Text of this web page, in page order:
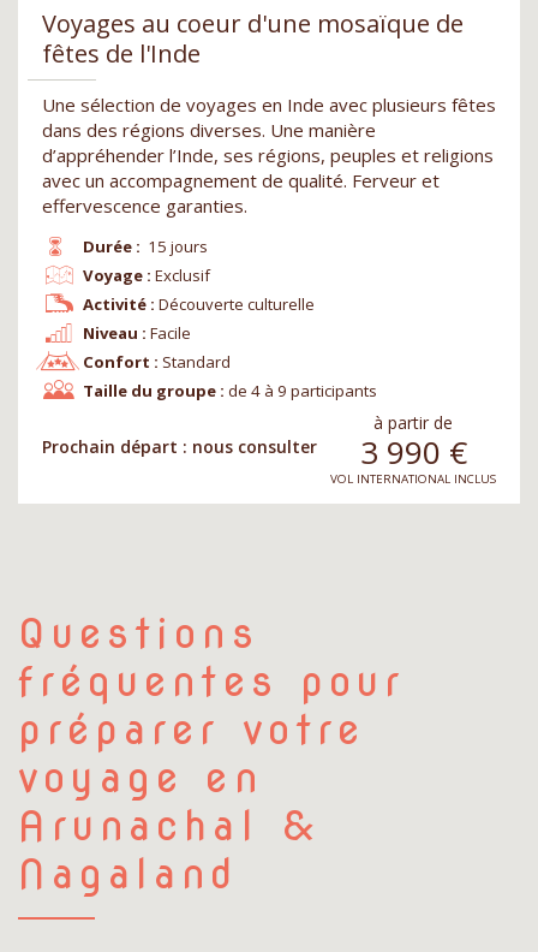
Voyages au coeur d'une mosaïque de
fêtes de l'Inde
Une sélection de voyages en Inde avec plusieurs fêtes
dans des régions diverses. Une manière
d’appréhender l’Inde, ses régions, peuples et religions
avec un accompagnement de qualité. Ferveur et
effervescence garanties.
Durée : 15 jours
Niveau : Facile
Voyage : Exclusif
Confort : Standard
Activité : Découverte culturelle
Taille du groupe : de 4 à 9 participants
Prochain départ : nous consulter
à partir de
3 990 €
VOL INTERNATIONAL INCLUS
Questions
fréquentes pour
préparer votre
voyage en
Arunachal &
Nagaland